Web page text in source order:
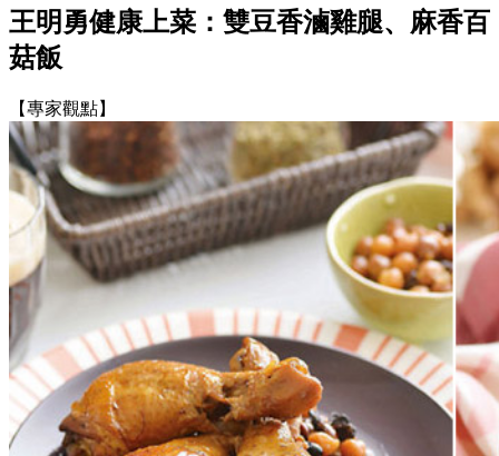
王明勇健康上菜：雙豆香滷雞腿、麻香百
菇飯
【專家觀點】